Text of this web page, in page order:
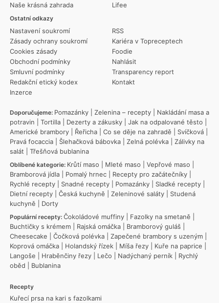
Naše krásná zahrada
Ostatní odkazy
Nastavení soukromí
Zásady ochrany soukromí
Cookies zásady
Obchodní podmínky
Smluvní podmínky
Redakční etický kodex
Inzerce
RSS
Kariéra v Topreceptech
Foodie
Nahlásit
Transparency report
Kontakt
Lifee
Doporučujeme: Pomazánky Zelenina – recepty
Nakládání masa a
potravin
Tortilla Dezerty a zákusky Jak na odpalované těsto
Americké brambory
Řeřicha Co se děje na zahradě Svíčková
Pravá focaccia
Šlehačková bábovka Zelná polévka
Zálivky na
salát
Třešňová bublanina
Oblíbené kategorie: Krůtí maso Mleté maso Vepřové maso
Bramborová jídla
Pomalý hrnec Recepty pro začátečníky
Rychlé recepty
Snadné recepty Pomazánky Sladké recepty
Dietní recepty
Česká kuchyně Zeleninové saláty
Studená
kuchyně
Dorty
Populární recepty: Čokoládové muffiny Fazolky na smetaně
Buchtičky s krémem
Rajská omáčka Bramborový guláš
Cheesecake
Čočková polévka Zapečené brambory s uzeným
Koprová omáčka
Holandský řízek Míša řezy Kuře na paprice
Langoše
Hraběnčiny řezy Lečo Nadýchaný perník
Rychlý
oběd
Bublanina
Recepty
Kuřecí prsa na kari s fazolkami